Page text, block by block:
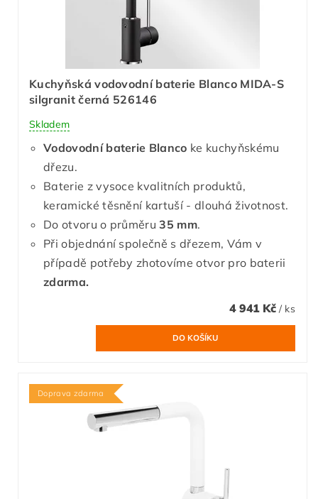
Kuchyňská vodovodní baterie Blanco MIDA-S
silgranit černá 526146
Skladem
Vodovodní baterie Blanco ke kuchyňskému
dřezu.
Baterie z vysoce kvalitních produktů,
keramické těsnění kartuší - dlouhá životnost.
Do otvoru o průměru35 mm.
Při objednání společně s dřezem, Vám v
případě potřeby zhotovíme otvor pro baterii
zdarma.
4 941 Kč / ks
Doprava zdarma